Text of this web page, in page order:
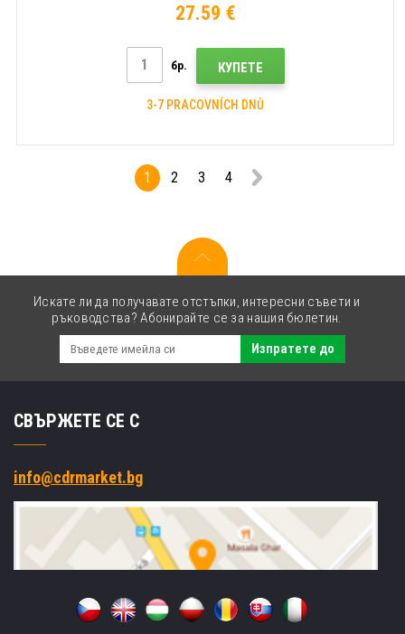
27.59 €
бр. КУПЕТЕ
3-7 PRACOVNÍCH DNŮ
1 2 3 4
Искате ли да получавате отстъпки, интересни съвети и
ръководства? Абонирайте се за нашия бюлетин.
Изпратете до
СВЪРЖЕТЕ СЕ С
info@cdrmarket.bg